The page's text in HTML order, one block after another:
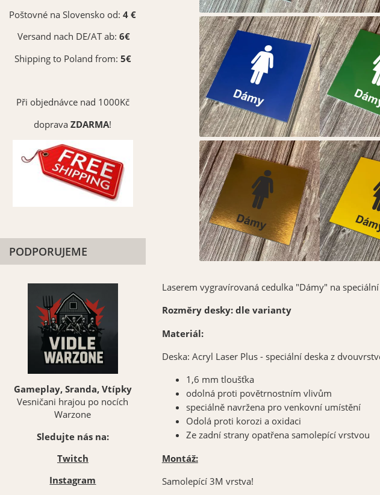
Laserem vygravírovaná cedulka "Dámy" na
Rozměry desky: dle varianty
Materiál:
Deska: Acryl Laser Plus - speciální deska z
1,6 mm tloušťka
odolná proti povětrnostním vlivům
speciálně navržena pro venkovní umístění
Odolá proti korozi a oxidaci
Ze zadní strany opatřena samolepící vrstvou
Montáž:
Samolepící 3M vrstva!
Poštovné na Slovensko od:4 €
Versand nach DE/AT ab:6€
Shipping to Poland from: 5€
Při objednávce nad 1000Kč
dopravaZDARMA!
PODPORUJEME
Gameplay, Sranda, Vtípky
Vesničani hrajou po nocích
Warzone
Sledujte nás na:
Twitch
Instagram